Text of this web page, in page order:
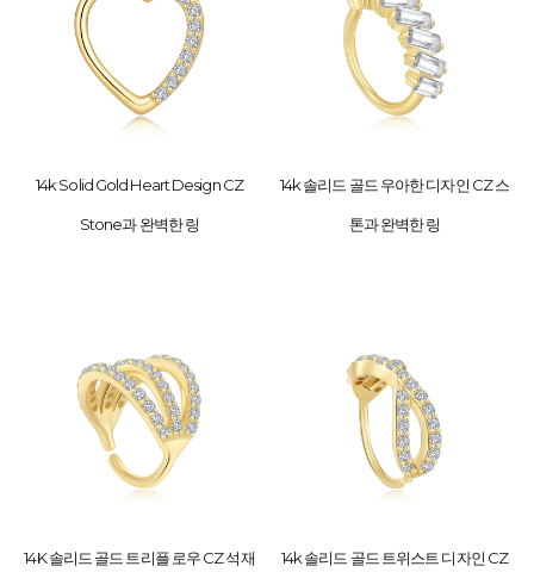
14k Solid Gold Heart Design CZ
Stone과 완벽한 링
14k 솔리드 골드 우아한 디자인 CZ 스
톤과 완벽한 링
14K 솔리드 골드 트리플 로우 CZ 석재 14k 솔리드 골드 트위스트 디자인 CZ